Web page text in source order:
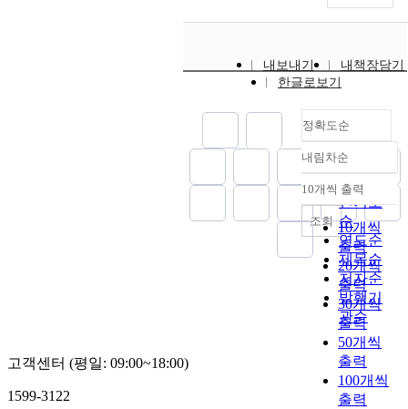
내보내기
내책장담기
한글로보기
정확도순
정확도
순
인기도
순
연도순
제목순
저자순
발행기
관순
내림차순
내림차순
10개씩 출력
10개씩
출력
20개씩
출력
30개씩
출력
50개씩
출력
100개씩
출력
조회
고객센터 (평일: 09:00~18:00)
1599-3122